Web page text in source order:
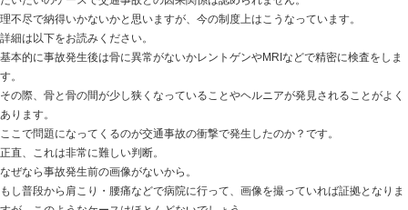
整骨院での交通事故治療は法律上、認められています
①〜③の内容は完全にウソ！
②については書面での証明が必要という決まりはありま
そのため、病院が整骨院での治療を拒否さえしていなけ
す。
次に③ですが、正直これは意味がわかりません。
非常にマズい発言だと私は思います。